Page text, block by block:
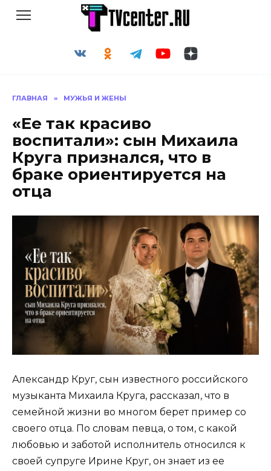
ГЛАВНАЯ » МУЖЬЯ И ЖЕНЫ
«Ее так красиво
воспитали»: сын Михаила
Круга признался, что в
браке ориентируется на
отца
Александр Круг, сын известного российского
музыканта Михаила Круга, рассказал, что в
семейной жизни во многом берет пример со
своего отца. По словам певца, о том, с какой
любовью и заботой исполнитель относился к
своей супруге Ирине Круг, он знает из ее